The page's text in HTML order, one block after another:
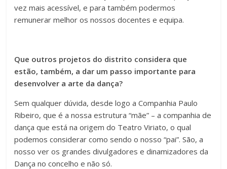
vez mais acessível, e para também podermos
remunerar melhor os nossos docentes e equipa.
Que outros projetos do distrito considera que
estão, também, a dar um passo importante para
desenvolver a arte da dança?
Sem qualquer dúvida, desde logo a Companhia Paulo
Ribeiro, que é a nossa estrutura “mãe” – a companhia de
dança que está na origem do Teatro Viriato, o qual
podemos considerar como sendo o nosso “pai”. São, a
nosso ver os grandes divulgadores e dinamizadores da
Dança no concelho e não só.